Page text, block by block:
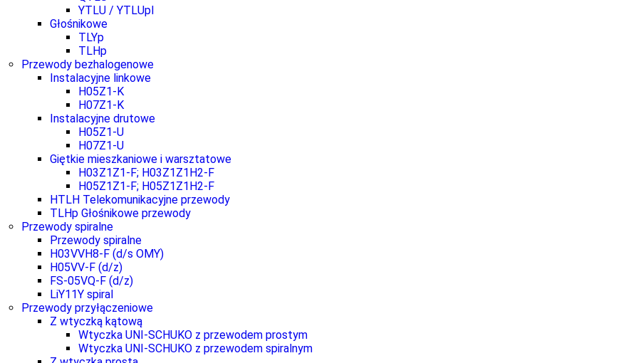
YTLU / YTLUpl
Głośnikowe
TLYp
TLHp
Przewody bezhalogenowe
Instalacyjne linkowe
H05Z1-K
H07Z1-K
Instalacyjne drutowe
H05Z1-U
H07Z1-U
Giętkie mieszkaniowe i warsztatowe
H03Z1Z1-F; H03Z1Z1H2-F
H05Z1Z1-F; H05Z1Z1H2-F
HTLH Telekomunikacyjne przewody
TLHp Głośnikowe przewody
Przewody spiralne
Przewody spiralne
H03VVH8-F (d/s OMY)
H05VV-F (d/z)
FS-05VQ-F (d/z)
LiY11Y spiral
Przewody przyłączeniowe
Z wtyczką kątową
Wtyczka UNI-SCHUKO z przewodem prostym
Wtyczka UNI-SCHUKO z przewodem spiralnym